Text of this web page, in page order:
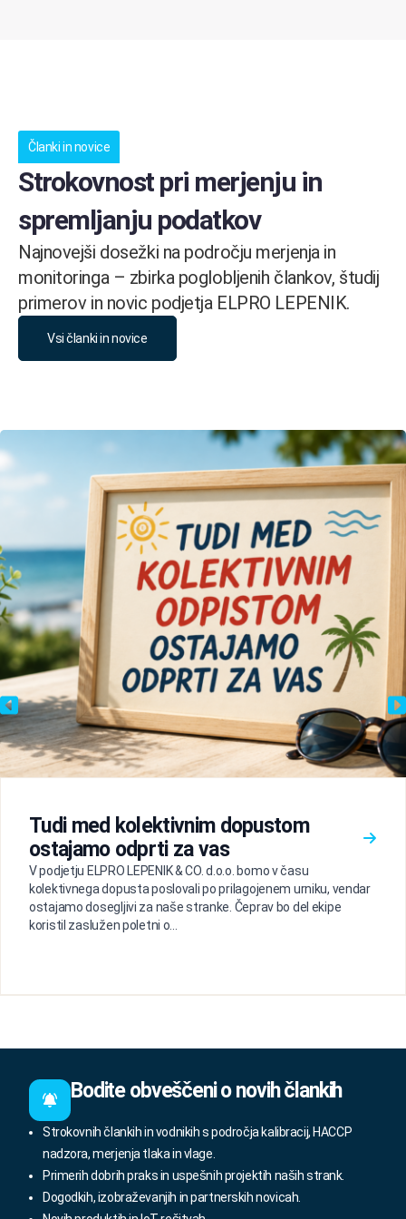
Članki in novice
Strokovnost pri merjenju in
spremljanju podatkov
Najnovejši dosežki na področju merjenja in
monitoringa – zbirka poglobljenih člankov, študij
primerov in novic podjetja ELPRO LEPENIK.
Vsi članki in novice
Tudi med kolektivnim dopustom
ostajamo odprti za vas
V podjetju ELPRO LEPENIK & CO. d.o.o. bomo v času
kolektivnega dopusta poslovali po prilagojenem urniku, vendar
ostajamo dosegljivi za naše stranke. Čeprav bo del ekipe
koristil zaslužen poletni o...
Bodite obveščeni o novih člankih
Strokovnih člankih in vodnikih s področja kalibracij, HACCP
nadzora, merjenja tlaka in vlage.
Primerih dobrih praks in uspešnih projektih naših strank.
Dogodkih, izobraževanjih in partnerskih novicah.